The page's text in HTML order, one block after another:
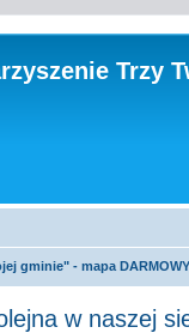
Trzy
gminie" - mapa
w naszej